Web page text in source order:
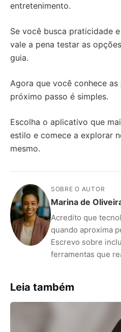
entretenimento.
Se você busca praticidade
vale a pena testar as
guia.
Agora que você conhece
próximo passo é simples.
Escolha o aplicativo que
estilo e comece a explorar
mesmo.
SOBRE O AUTOR
Marina de
Acredito que
quando aproxima
Escrevo sobre
ferramentas que
Leia também